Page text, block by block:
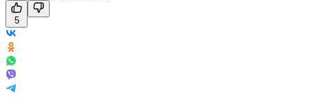
5